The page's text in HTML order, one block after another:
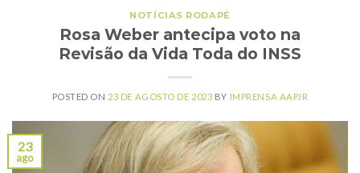
NOTÍCIAS RODAPÉ
Rosa Weber antecipa voto na
Revisão da Vida Toda do INSS
POSTED ON 23 DE AGOSTO DE 2023 BY IMPRENSA AAPJR
23
ago